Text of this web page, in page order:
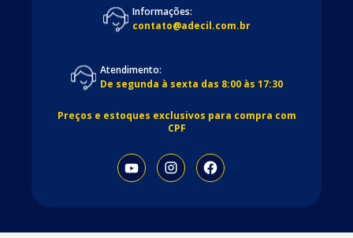
Informações:
contato@adecil.com.br
Atendimento:
De segunda à sexta das 8:00 às 17:30
Preços e estoques exclusivos para compra com
CPF